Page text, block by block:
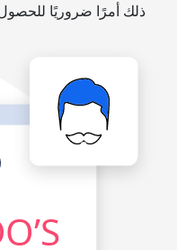
ذلك أمرًا ضروريًا